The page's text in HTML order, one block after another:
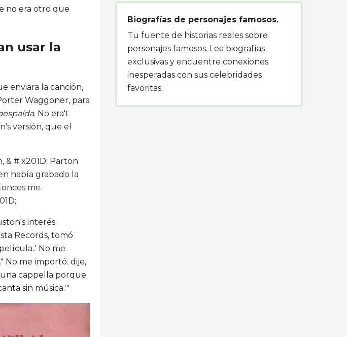
no era otro que
usar la
enviara la canción,
Waggoner, para
. No era't
versión, que el
& # x201D; Parton
había grabado la
me
interés
Records, tomó
No me
No me importó. dije,
una cappella porque
sin música.'"
Biografías de personajes famosos.
Tu fuente de historias reales sobre
personajes famosos. Lea biografías
exclusivas y encuentre conexiones
inesperadas con sus celebridades
favoritas.